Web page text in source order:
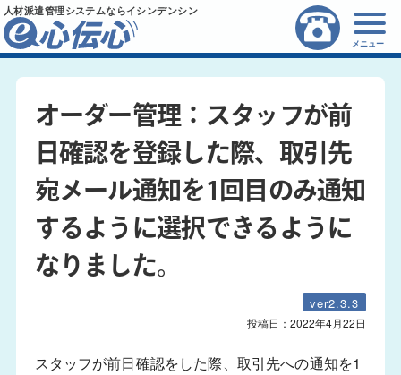
人材派遣管理システムならイシンデンシン
メニュー
オーダー管理：スタッフが前
日確認を登録した際、取引先
宛メール通知を1回目のみ通知
するように選択できるように
なりました。
ver2.3.3
投稿日：2022年4月22日
スタッフが前日確認をした際、取引先への通知を1